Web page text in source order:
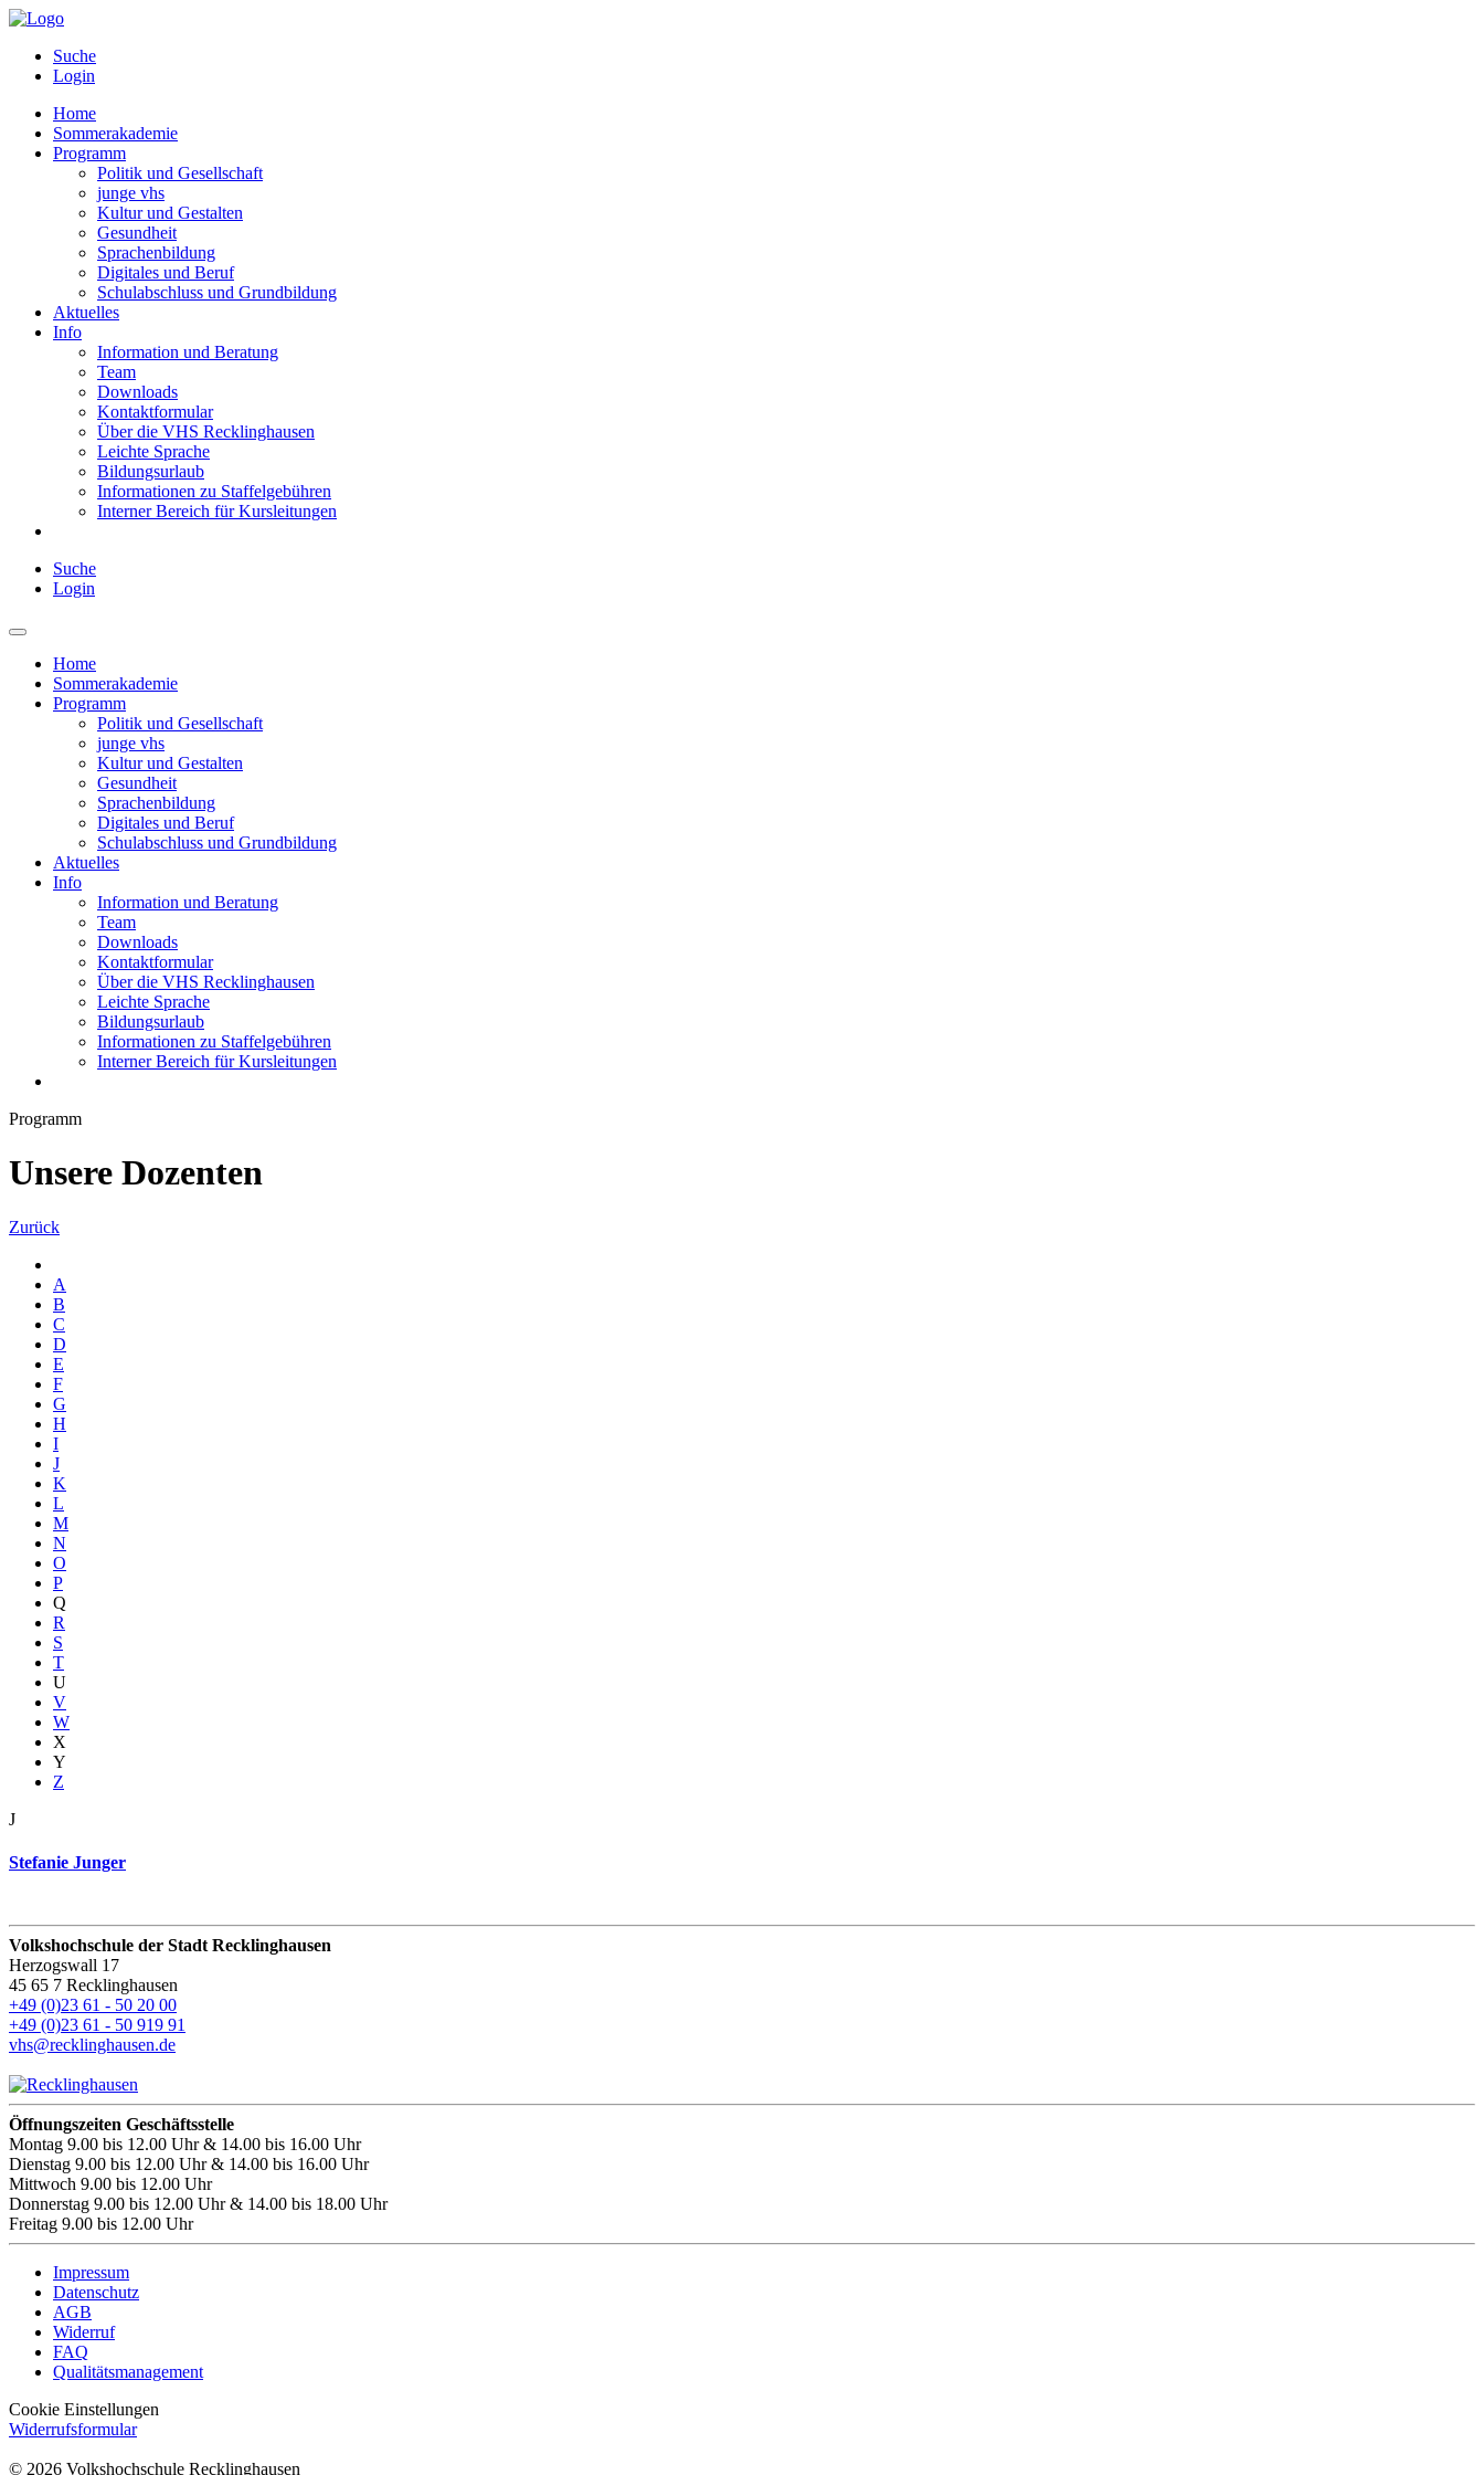
Suche
Login
Home
Sommerakademie
Programm
Politik und Gesellschaft
junge vhs
Kultur und Gestalten
Gesundheit
Sprachenbildung
Digitales und Beruf
Schulabschluss und Grundbildung
Aktuelles
Info
Information und Beratung
Team
Downloads
Kontaktformular
Über die VHS Recklinghausen
Leichte Sprache
Bildungsurlaub
Informationen zu Staffelgebühren
Interner Bereich für Kursleitungen
Suche
Login
Home
Sommerakademie
Programm
Politik und Gesellschaft
junge vhs
Kultur und Gestalten
Gesundheit
Sprachenbildung
Digitales und Beruf
Schulabschluss und Grundbildung
Aktuelles
Info
Information und Beratung
Team
Downloads
Kontaktformular
Über die VHS Recklinghausen
Leichte Sprache
Bildungsurlaub
Informationen zu Staffelgebühren
Interner Bereich für Kursleitungen
Programm
Unsere Dozenten
Zurück
A
B
C
D
E
F
G
H
I
J
K
L
M
N
O
P
Q
R
S
T
U
V
W
X
Y
Z
J
Stefanie Junger
Volkshochschule der Stadt Recklinghausen
Herzogswall 17
45 65 7 Recklinghausen
+49 (0)23 61 - 50 20 00
+49 (0)23 61 - 50 919 91
vhs@recklinghausen.de
Öffnungszeiten Geschäftsstelle
Montag 9.00 bis 12.00 Uhr & 14.00 bis 16.00 Uhr
Dienstag 9.00 bis 12.00 Uhr & 14.00 bis 16.00 Uhr
Mittwoch 9.00 bis 12.00 Uhr
Donnerstag 9.00 bis 12.00 Uhr & 14.00 bis 18.00 Uhr
Freitag 9.00 bis 12.00 Uhr
Impressum
Datenschutz
AGB
Widerruf
FAQ
Qualitätsmanagement
Cookie Einstellungen
Widerrufsformular
© 2026 Volkshochschule Recklinghausen